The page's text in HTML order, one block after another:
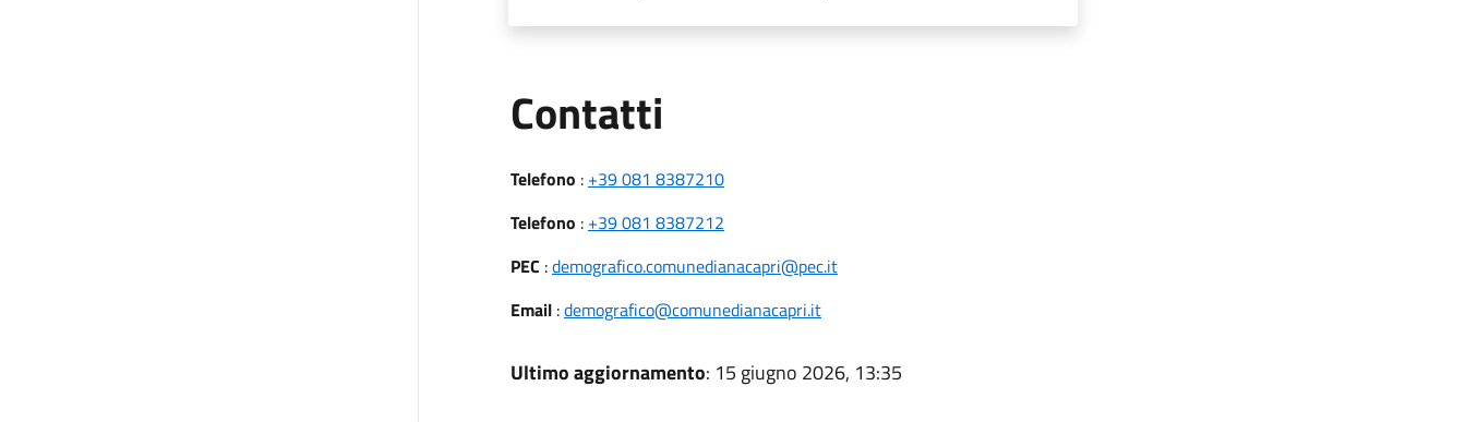
Contatti
Telefono : +39 081 8387210
Telefono : +39 081 8387212
PEC :demografico.comunedianacapri@pec.it
Email:demografico@comunedianacapri.it
Ultimo aggiornamento: 15 giugno 2026, 13:35